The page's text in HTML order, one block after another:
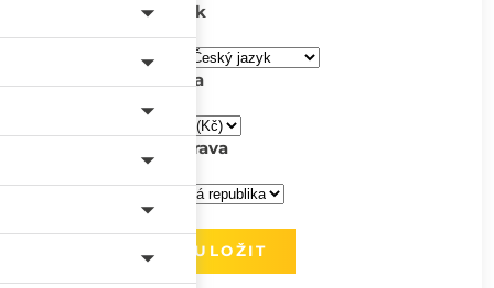
Jazyk
Měna
Doprava